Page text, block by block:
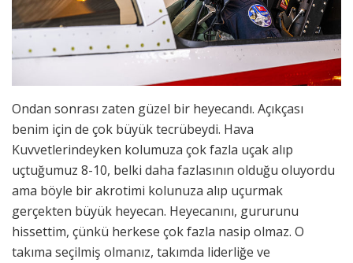
Ondan sonrası zaten güzel bir heyecandı. Açıkçası
benim için de çok büyük tecrübeydi. Hava
Kuvvetlerindeyken kolumuza çok fazla uçak alıp
uçtuğumuz 8-10, belki daha fazlasının olduğu oluyordu
ama böyle bir akrotimi kolunuza alıp uçurmak
gerçekten büyük heyecan. Heyecanını, gururunu
hissettim, çünkü herkese çok fazla nasip olmaz. O
takıma seçilmiş olmanız, takımda liderliğe ve